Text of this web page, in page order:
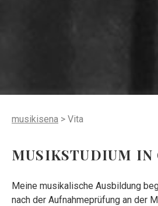
Vita
musikisena > Vita
MUSIKSTUDIUM IN
Meine musikalische Ausbildung
nach der Aufnahmeprüfung an der